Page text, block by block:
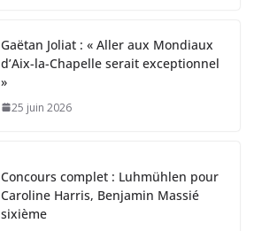
Gaëtan Joliat : « Aller aux Mondiaux
d’Aix-la-Chapelle serait exceptionnel
»
25 juin 2026
Concours complet : Luhmühlen pour
Caroline Harris, Benjamin Massié
sixième